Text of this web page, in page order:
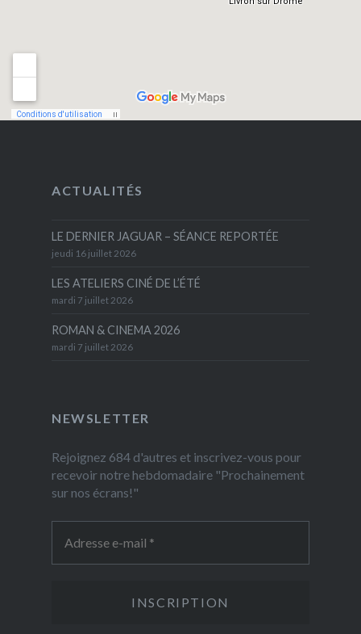
ACTUALITÉS
LE DERNIER JAGUAR – SÉANCE REPORTÉE
jeudi 16 juillet 2026
LES ATELIERS CINÉ DE L’ÉTÉ
mardi 7 juillet 2026
ROMAN & CINEMA 2026
mardi 7 juillet 2026
NEWSLETTER
Rejoignez 684 d'autres et inscrivez-vous pour
recevoir notre hebdomadaire "Prochainement
sur nos écrans!"